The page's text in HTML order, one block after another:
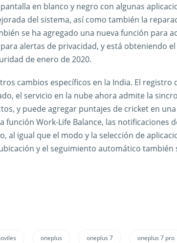
en blanco y negro con algunas
del sistema, así como también la
se ha agregado una nueva función para
alertas de privacidad, y está obteniendo
de enero de 2020.
cambios específicos en la India. El registro
el servicio en la nube ahora admite la
y puede agregar puntajes de cricket en
función Work-Life Balance, las notificaciones
al igual que el modo y la selección de
y el seguimiento automático también
oneplus oneplus 7 oneplus 7 pro